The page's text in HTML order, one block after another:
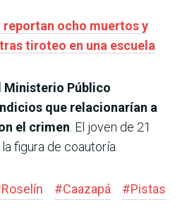
ocho muertos y
tiroteo en una escuela
Ministerio Público
que relacionarían a
el crimen . El joven de 21
figura de coautoría.
Roselín #Caazapá #Pistas